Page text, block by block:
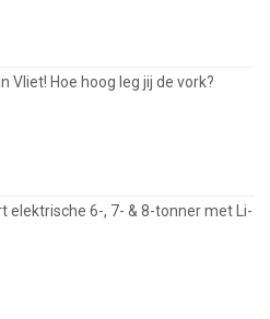
Vliet! Hoe hoog leg jij de vork?
elektrische 6-, 7- & 8-tonner met Li-